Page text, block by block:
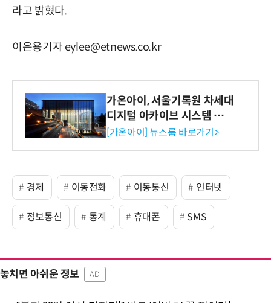
라고 밝혔다.
이은용기자 eylee@etnews.co.kr
가온아이, 서울기록원 차세대
디지털 아카이브 시스템 구축
수행
[가온아이] 뉴스룸 바로가기>
경제 이동전화 이동통신 인터넷
정보통신 통계 휴대폰 SMS
놓치면 아쉬운 정보 AD